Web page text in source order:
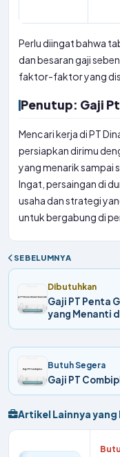
Perlu diingat bahwa
dan besaran gaji
faktor-faktor yang
Penutup: Gaji
Mencari kerja di PT
persiapkan dirimu
yang menarik sampai
Ingat, persaingan di
usaha dan strategi
untuk bergabung di
SEBELUMNYA
Dibutuhkan
Gaji PT Penta
yang Menanti
Butuh Segera
Gaji PT
Artikel Lainnya yang